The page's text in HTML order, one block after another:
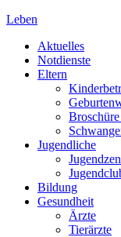
Leben
Aktuelles
Notdienste
Eltern
Jugendliche
Bildung
Gesundheit
Ärzte
Tierärzte